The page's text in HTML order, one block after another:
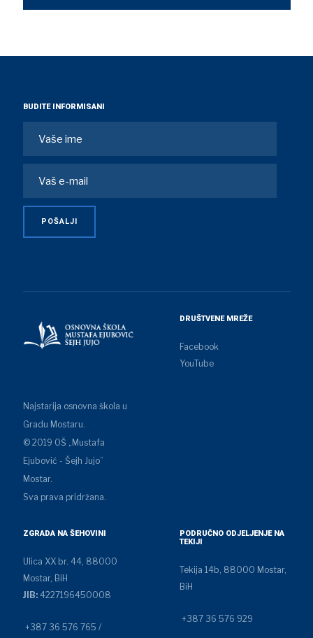
BUDITE INFORMISANI
Najstarija osnovna škola u
Gradu Mostaru.
© 2019 OŠ „Mustafa
Ejubović - Šejh Jujo”
Mostar.
Sva prava pridržana.
DRUŠTVENE MREŽE
Facebook
YouTube
ZGRADA NA ŠEHOVINI
Ulica XX br. 44, 88000
Mostar, BiH
JIB:4227196450008
+387 36 576 765 /
PODRUČNO ODJELJENJE NA
TEKIJI
Tekija 14b, 88000 Mostar,
BiH
+387 36 576 929